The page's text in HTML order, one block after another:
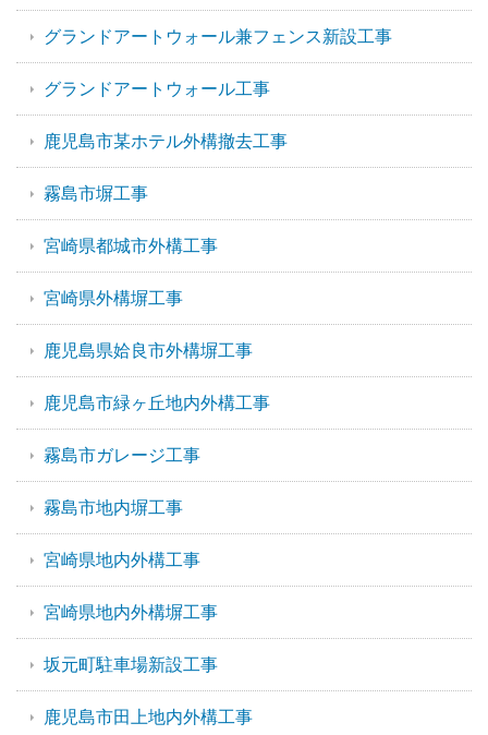
グランドアートウォール兼フェンス新設工事
グランドアートウォール工事
鹿児島市某ホテル外構撤去工事
霧島市塀工事
宮崎県都城市外構工事
宮崎県外構塀工事
鹿児島県姶良市外構塀工事
鹿児島市緑ヶ丘地内外構工事
霧島市ガレージ工事
霧島市地内塀工事
宮崎県地内外構工事
宮崎県地内外構塀工事
坂元町駐車場新設工事
鹿児島市田上地内外構工事